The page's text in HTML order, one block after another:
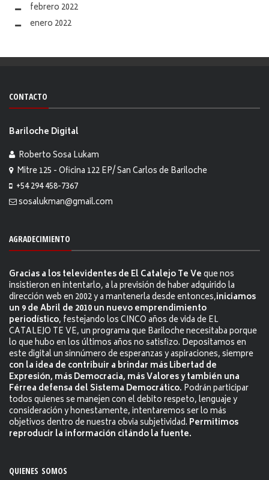
febrero 2022
enero 2022
CONTACTO
Bariloche Digital
Roberto Sosa Lukam
Mitre 125 - Oficina 122 EP/ San Carlos de Bariloche
+54 294 458-7367
sosalukman@gmail.com
AGRADECIMIENTO
Gracias a los televidentes de El Catalejo Te Veque nos
insistieron en intentarlo, a la previsión de haber adquirido la
dirección web en 2002 y a mantenerla desde entonces,iniciamos
un 9 de Abril de 2010 un nuevo emprendimiento
periodístico, festejando los CINCO años de vida de EL
CATALEJO TE VE, un programa que Bariloche necesitaba porque
lo que hubo en los últimos años no satisfizo. Depositamos en
este digital un sinnúmero de esperanzas y aspiraciones, siempre
con la idea de contribuir a brindar más Libertad de
Expresión, más Democracia, más Valores y también una
Férrea defensa del Sistema Democrático. Podrán participar
todos quienes se manejen con el debito respeto, lenguaje y
consideración y honestamente, intentaremos ser lo más
objetivos dentro de nuestra obvia subjetividad. Permitimos
reproducir la información citándo la fuente.
QUIENES SOMOS